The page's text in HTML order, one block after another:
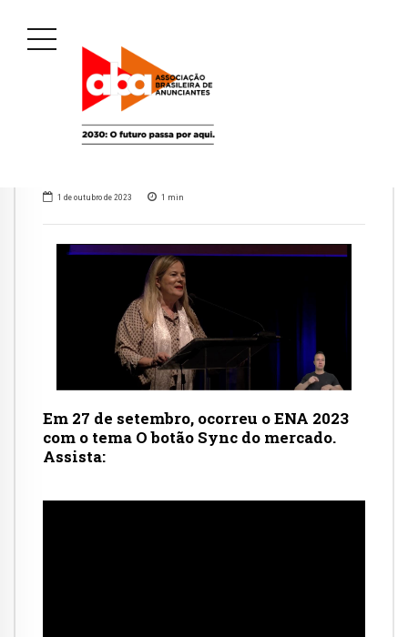
1 de outubro de 2023 1 min
Em 27 de setembro, ocorreu o ENA 2023
com o tema O botão Sync do mercado.
Assista: